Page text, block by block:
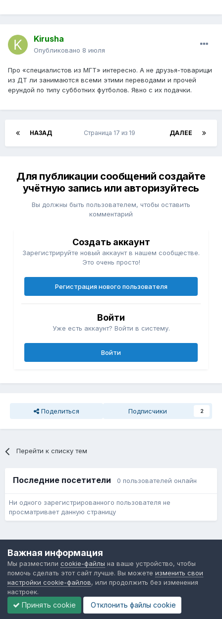
Kirusha
Опубликовано 8 июля
Про «специалистов из МГТ» интересно. А не друзья-товарищи
из ДТ ли занимаются всеми этими переводами и прочей
ерундой по типу субботних футболов. Явно с их подачки.
НАЗАД ДАЛЕЕ
Страница 17 из 19
Для публикации сообщений создайте
учётную запись или авторизуйтесь
Вы должны быть пользователем, чтобы оставить
комментарий
Создать аккаунт
Зарегистрируйте новый аккаунт в нашем сообществе.
Это очень просто!
Регистрация нового пользователя
Войти
Уже есть аккаунт? Войти в систему.
Войти
Поделиться Подписчики 2
Перейти к списку тем
Последние посетители 0 пользователей онлайн
Ни одного зарегистрированного пользователя не
просматривает данную страницу
Форум общественного транспорта
Powered by Invision Community
Важная информация
Мы разместили cookie-файлы на ваше устройство, чтобы
помочь сделать этот сайт лучше. Вы можете изменить свои
настройки cookie-файлов, или продолжить без изменения
настроек.
Принять cookie Отклонить файлы сookie